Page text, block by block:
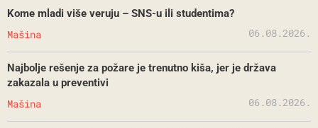
Kome mladi više veruju – SNS-u ili studentima?
Mašina 06.08.2026.
Najbolje rešenje za požare je trenutno kiša, jer je država
zakazala u preventivi
Mašina 06.08.2026.